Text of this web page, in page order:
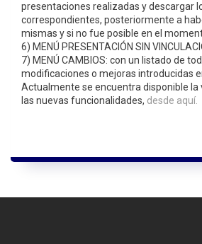
presentaciones realizadas y descargar
correspondientes, posteriormente a
mismas y si no fue posible en el
6) MENÚ PRESENTACIÓN SIN
7) MENÚ CAMBIOS: con un listado de
modificaciones o mejoras introducidas
Actualmente se encuentra disponible la
las nuevas funcionalidades, desde aquí.